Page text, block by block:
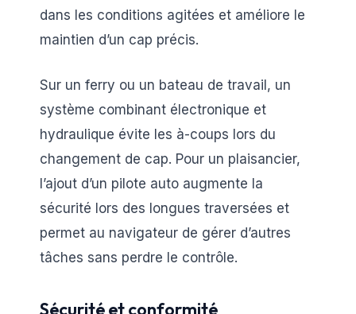
dans les conditions agitées et améliore le
maintien d’un cap précis.
Sur un ferry ou un bateau de travail, un
système combinant électronique et
hydraulique évite les à-coups lors du
changement de cap. Pour un plaisancier,
l’ajout d’un pilote auto augmente la
sécurité lors des longues traversées et
permet au navigateur de gérer d’autres
tâches sans perdre le contrôle.
Sécurité et conformité